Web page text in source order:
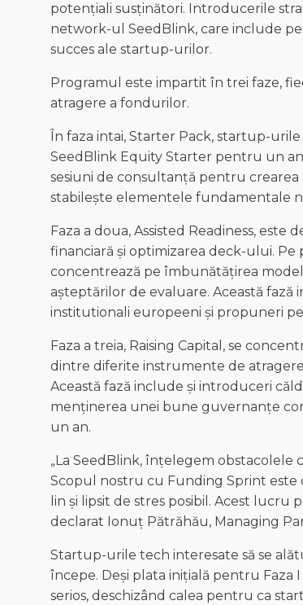
potențiali susținători. Introducerile
network-ul SeedBlink, care include
succes ale startup-urilor.
Programul este impartit în trei faze,
atragere a fondurilor.
În faza intai, Starter Pack, startup-
SeedBlink Equity Starter pentru un
sesiuni de consultanță pentru
stabilește elementele fundamentale
Faza a doua, Assisted Readiness,
financiară și optimizarea deck-ului. Pe
concentrează pe îmbunătățirea
așteptărilor de evaluare. Această fază
institutionali europeeni și propuneri
Faza a treia, Raising Capital, se
dintre diferite instrumente de
Această fază include și introduceri
menținerea unei bune guvernanțe
un an.
„La SeedBlink, înțelegem
Scopul nostru cu Funding Sprint este
lin și lipsit de stres posibil. Acest lucru
declarat Ionuț Pătrăhău, Managing
Startup-urile tech interesate să se
începe. Deși plata inițială pentru Faza
serios, deschizând calea pentru ca